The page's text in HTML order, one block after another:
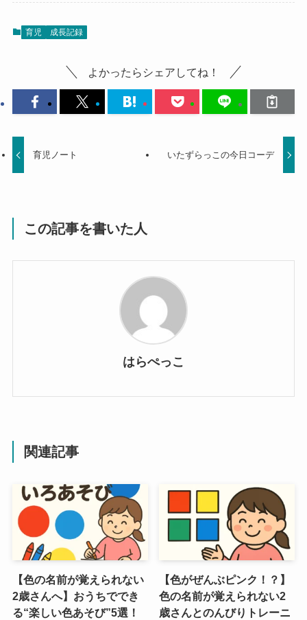
育児 成長記録
よかったらシェアしてね！
育児ノート いたずらっこの今日コーデ
この記事を書いた人
はらぺっこ
関連記事
【色の名前が覚えられない
2歳さんへ】おうちででき
る“楽しい色あそび”5選！
【色がぜんぶピンク！？】
色の名前が覚えられない2
歳さんとのんびりトレーニ